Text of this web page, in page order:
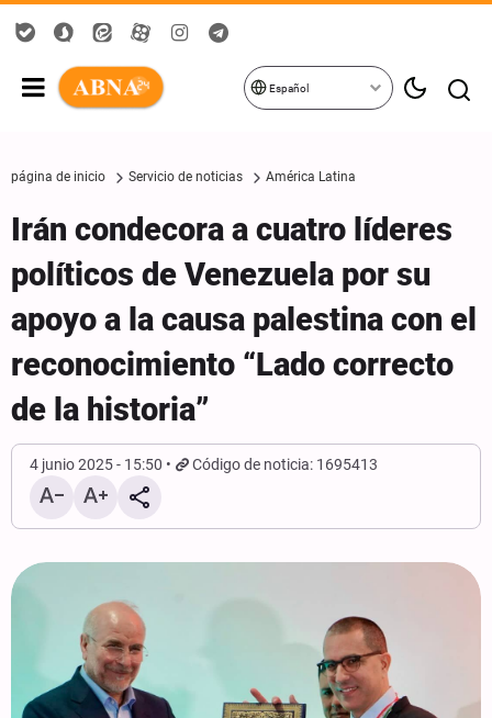
Español
página de inicio Servicio de noticias América Latina
Irán condecora a cuatro líderes
políticos de Venezuela por su
apoyo a la causa palestina con el
reconocimiento “Lado correcto
de la historia”
4 junio 2025 - 15:50 Código de noticia: 1695413